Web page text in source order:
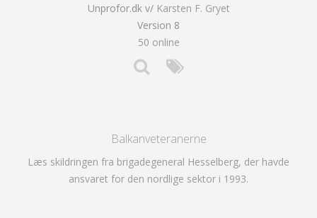
Unprofor.dk v/ Karsten F. Gryet
Version 8
50 online
Balkanveteranerne
Læs skildringen fra brigadegeneral Hesselberg, der havde
ansvaret for den nordlige sektor i 1993.